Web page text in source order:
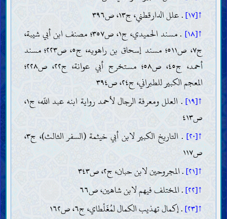
↑[١٧] . علل الدارقطني، ج١٣، ص٣٩٦
↑[١٨]
. مسند الحميدي، ج١، ص٣٥٧؛ مصنف ابن أبي شيبة،
ج٧، ص٥١١؛ مسند إسحاق بن راهويه، ج٥، ص٢٢٣؛ مسند
أحمد، ج٤٥، ص٥٨؛ مستخرج أبي عوانة، ج٢٢، ص٢٢٨؛
المعجم الكبير للطبراني، ج٢٤، ص٣٩٤
↑[١٩]
. العلل ومعرفة الرجال لأحمد رواية ابنه عبد اللّه، ج١،
ص٤١٣
↑[٢٠]
. التاريخ الكبير لابن أبي خيثمة (السفر الثالث)، ج٣،
ص١١٧
↑[٢١] . المجروحين لابن حبان، ج٢، ص٣٤٣
↑[٢٢] . المختلف فيهم لابن شاهين، ص٦٦
↑[٢٣]
. إكمال تهذيب الكمال لمُغَلْطاي، ج٦، ص١٦٢